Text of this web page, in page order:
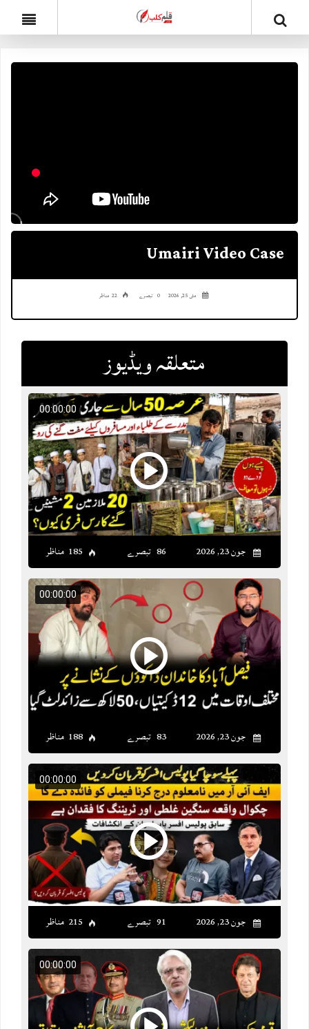
Umairi Video Case
مئی 25, 2026 0 تبصرے 22 مناظر
متعلقہ ویڈیوز
00:00:00
جون 23, 2026 86 تبصرے 185 مناظر
00:00:00
جون 23, 2026 83 تبصرے 188 مناظر
00:00:00
جون 23, 2026 91 تبصرے 215 مناظر
00:00:00